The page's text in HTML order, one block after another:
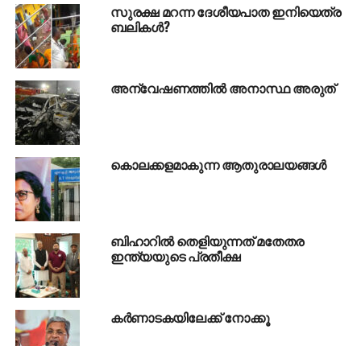
ബോര്‍ഡിന്റെ പവിത്രതയും വിശ്വാസ്യതയും
സംരക്ഷിക്കുന്നതിനാണ് പരീക്ഷകള്‍ വീണ്ടും
നടത്തുന്നതെന്നാണ് വിശദീകരണത്തില്‍ പറയുന്നത്.
എങ്കില്‍ കഴിഞ്ഞ പരീക്ഷകളില്‍ ഇല്ലാത്ത എന്തു
സംവിധാനമാണ് വരാനിരിക്കുന്ന പരീക്ഷകളില്‍
ഏര്‍പെടുത്തുക എന്നുകൂടി അറിഞ്ഞാല്‍ കൊള്ളാം.
16.38 ലക്ഷം കുട്ടികള്‍ പത്താം ക്ലാസിലും 11.86 ലക്ഷം
കുട്ടികള്‍ പന്ത്രണ്ടാം ക്ലാസിലുമായാണ്
സി.ബി.എസ്.ഇ പരീക്ഷയെഴുതുന്നത്. കഴിഞ്ഞ
ബുധനാഴ്ചയാണ് പത്താംക്ലാസ് കണക്ക് പരീക്ഷ
നടന്നത്. മാര്‍ച്ച് 26നായിരുന്നു പന്ത്രണ്ടാംക്ലാസിലെ
ചോദ്യപേപ്പറിന്റെ കൈപ്പടയിലെഴുതിയ പകര്‍പ്പ് വാട്‌സ്
ആപ്പില്‍ പ്രചരിച്ചു. കാല്‍ഭാഗം ചോദ്യങ്ങളും
ചോദ്യപേപ്പറിലേതുപോലെ സമാനമായിരുന്നു.
ഒരാഴ്ചക്കകം പുതിയ പരീക്ഷാതീയതി
പ്രഖ്യാപിക്കുമെന്നാണ് സി.ബി.എസ്.ഇ
സുരക്ഷ മറന്ന ദേശീയപാത ഇനിയെത്ര
ബലികള്‍?
അന്വേഷണത്തില്‍ അനാസ്ഥ അരുത്
കൊലക്കളമാകുന്ന ആതുരാലയങ്ങള്‍
ബിഹാറില്‍ തെളിയുന്നത് മതേതര
ഇന്ത്യയുടെ പ്രതീക്ഷ
കര്‍ണാടകയിലേക്ക് നോക്കൂ